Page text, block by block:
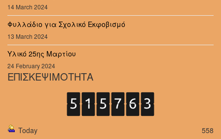
14 March 2024
Φυλλάδιο για Σχολικό Εκφοβισμό
13 March 2024
Υλικό 25ης Μαρτίου
24 February 2024
ΕΠΙΣΚΕΨΙΜΟΤΗΤΑ
Today
558